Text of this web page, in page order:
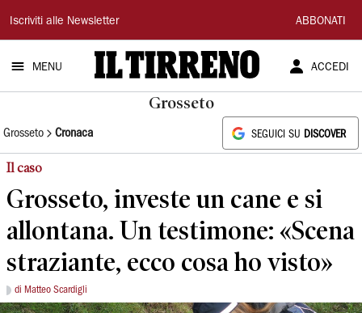
Il
Tirreno
Iscriviti alle Newsletter ABBONATI
MENU ACCEDI
Grosseto
Grosseto Cronaca SEGUICI SU DISCOVER
Il caso
Grosseto, investe un cane e si
allontana. Un testimone: «Scena
straziante, ecco cosa ho visto»
di Matteo Scardigli